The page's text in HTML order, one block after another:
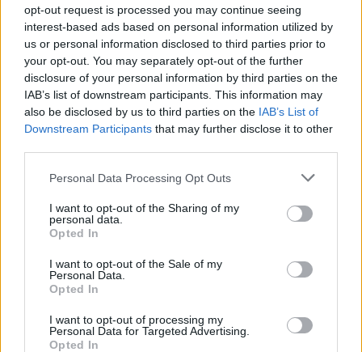
opt-out request is processed you may continue seeing
interest-based ads based on personal information utilized by
us or personal information disclosed to third parties prior to
your opt-out. You may separately opt-out of the further
disclosure of your personal information by third parties on the
IAB’s list of downstream participants. This information may
also be disclosed by us to third parties on the IAB’s List of
Downstream Participants that may further disclose it to other
Personal Data Processing Opt Outs
I want to opt-out of the Sharing of my
personal data.
Opted In
I want to opt-out of the Sale of my
Personal Data.
Opted In
I want to opt-out of processing my
Personal Data for Targeted Advertising.
Opted In
Video/ Tragjedi në Ceuta, i riu
që po tentonte të kalonte
ilegalisht nga Maroku me
parashutë bie në det dhe vdes